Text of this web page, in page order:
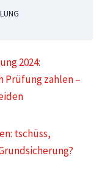
2024:
Prüfung zahlen –
tschüss,